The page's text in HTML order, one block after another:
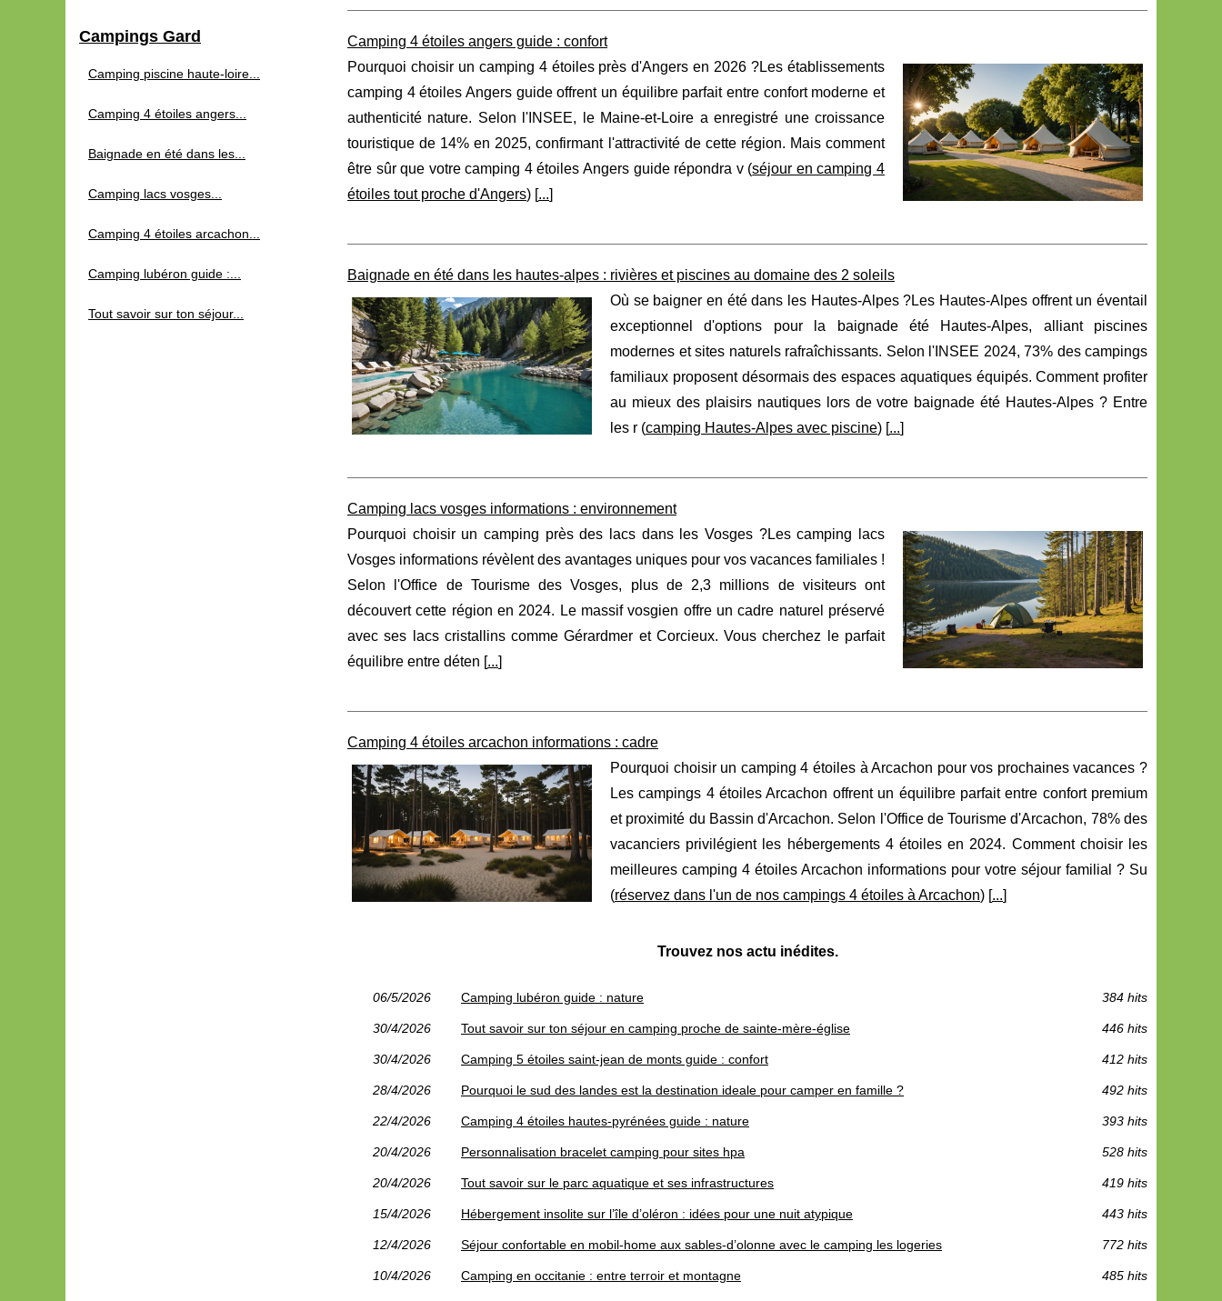
Camping 4 étoiles angers guide : confort
Pourquoi choisir un camping 4 étoiles près d'Angers en 2026 ?Les établissements
camping 4 étoiles Angers guide offrent un équilibre parfait entre confort moderne et
authenticité nature. Selon l'INSEE, le Maine-et-Loire a enregistré une croissance
touristique de 14% en 2025, confirmant l'attractivité de cette région. Mais comment
être sûr que votre camping 4 étoiles Angers guide répondra v (séjour en camping 4
étoiles tout proche d'Angers) [...]
Baignade en été dans les hautes-alpes : rivières et piscines au domaine des 2 soleils
Où se baigner en été dans les Hautes-Alpes ?Les Hautes-Alpes offrent un éventail
exceptionnel d'options pour la baignade été Hautes-Alpes, alliant piscines
modernes et sites naturels rafraîchissants. Selon l'INSEE 2024, 73% des campings
familiaux proposent désormais des espaces aquatiques équipés. Comment profiter
au mieux des plaisirs nautiques lors de votre baignade été Hautes-Alpes ? Entre
les r (camping Hautes-Alpes avec piscine) [...]
Camping lacs vosges informations : environnement
Pourquoi choisir un camping près des lacs dans les Vosges ?Les camping lacs
Vosges informations révèlent des avantages uniques pour vos vacances familiales !
Selon l'Office de Tourisme des Vosges, plus de 2,3 millions de visiteurs ont
découvert cette région en 2024. Le massif vosgien offre un cadre naturel préservé
avec ses lacs cristallins comme Gérardmer et Corcieux. Vous cherchez le parfait
équilibre entre déten [...]
Camping 4 étoiles arcachon informations : cadre
Pourquoi choisir un camping 4 étoiles à Arcachon pour vos prochaines vacances ?
Les campings 4 étoiles Arcachon offrent un équilibre parfait entre confort premium
et proximité du Bassin d'Arcachon. Selon l'Office de Tourisme d'Arcachon, 78% des
vacanciers privilégient les hébergements 4 étoiles en 2024. Comment choisir les
meilleures camping 4 étoiles Arcachon informations pour votre séjour familial ? Su
(réservez dans l'un de nos campings 4 étoiles à Arcachon) [...]
Trouvez nos actu inédites.
06/5/2026 Camping lubéron guide : nature 384 hits
30/4/2026 Tout savoir sur ton séjour en camping proche de sainte-mère-église 446 hits
30/4/2026 Camping 5 étoiles saint-jean de monts guide : confort 412 hits
28/4/2026 Pourquoi le sud des landes est la destination ideale pour camper en famille ? 492 hits
22/4/2026 Camping 4 étoiles hautes-pyrénées guide : nature 393 hits
20/4/2026 Personnalisation bracelet camping pour sites hpa 528 hits
20/4/2026 Tout savoir sur le parc aquatique et ses infrastructures 419 hits
15/4/2026 Hébergement insolite sur l’île d’oléron : idées pour une nuit atypique 443 hits
12/4/2026 Séjour confortable en mobil-home aux sables-d’olonne avec le camping les logeries 772 hits
10/4/2026 Camping en occitanie : entre terroir et montagne 485 hits
Campings Gard
Camping piscine haute-loire...
Camping 4 étoiles angers...
Baignade en été dans les...
Camping lacs vosges...
Camping 4 étoiles arcachon...
Camping lubéron guide :...
Tout savoir sur ton séjour...